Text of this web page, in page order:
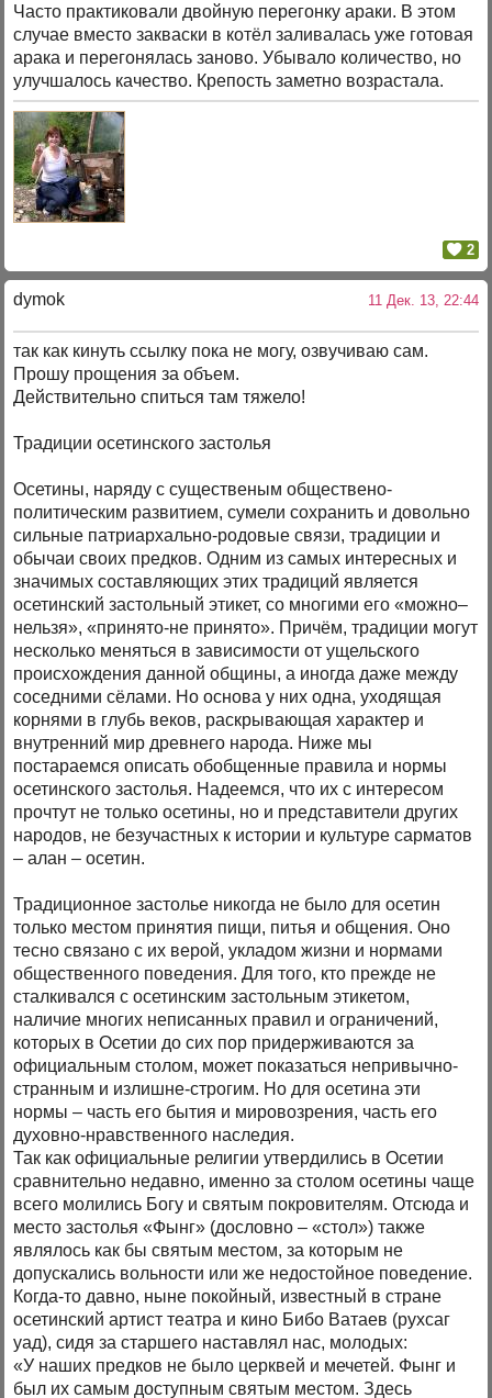
Часто практиковали двойную перегонку араки. В этом
случае вместо закваски в котёл заливалась уже готовая
арака и перегонялась заново. Убывало количество, но
улучшалось качество. Крепость заметно возрастала.
2
dymok 11 Дек. 13, 22:44
так как кинуть ссылку пока не могу, озвучиваю сам.
Прошу прощения за объем.
Действительно спиться там тяжело!
Традиции осетинского застолья
Осетины, наряду с существеным обществено-
политическим развитием, сумели сохранить и довольно
сильные патриархально-родовые связи, традиции и
обычаи своих предков. Одним из самых интересных и
значимых составляющих этих традиций является
осетинский застольный этикет, со многими его «можно–
нельзя», «принято-не принято». Причём, традиции могут
несколько меняться в зависимости от ущельского
происхождения данной общины, а иногда даже между
соседними сёлами. Но основа у них одна, уходящая
корнями в глубь веков, раскрывающая характер и
внутренний мир древнего народа. Ниже мы
постараемся описать обобщенные правила и нормы
осетинского застолья. Надеемся, что их с интересом
прочтут не только осетины, но и представители других
народов, не безучастных к истории и культуре сарматов
– алан – осетин.
Традиционное застолье никогда не было для осетин
только местом принятия пищи, питья и общения. Оно
тесно связано с их верой, укладом жизни и нормами
общественного поведения. Для того, кто прежде не
сталкивался с осетинским застольным этикетом,
наличие многих неписанных правил и ограничений,
которых в Осетии до сих пор придерживаются за
официальным столом, может показаться непривычно-
странным и излишне-строгим. Но для осетина эти
нормы – часть его бытия и мировозрения, часть его
духовно-нравственного наследия.
Так как официальные религии утвердились в Осетии
сравнительно недавно, именно за столом осетины чаще
всего молились Богу и святым покровителям. Отсюда и
место застолья «Фынг» (дословно – «стол») также
являлось как бы святым местом, за которым не
допускались вольности или же недостойное поведение.
Когда-то давно, ныне покойный, известный в стране
осетинский артист театра и кино Бибо Ватаев (рухсаг
уад), сидя за старшего наставлял нас, молодых:
«У наших предков не было церквей и мечетей. Фынг и
был их самым доступным святым местом. Здесь